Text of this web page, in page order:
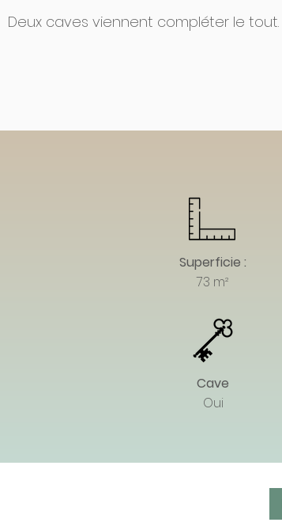
Deux caves viennent compléter le tout.
Superficie :
73 m²
Cave
Oui